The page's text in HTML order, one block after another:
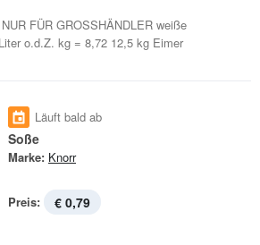
FÜR GROSSHÄNDLER weiße
o.d.Z. kg = 8,72 12,5 kg Eimer
Läuft bald ab
Soße
Marke: Knorr
Preis: € 0,79